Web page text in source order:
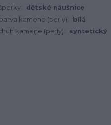
šperky:
dětské náušnice
barva kamene (perly):
bílá
druh kamene (perly):
syntetický